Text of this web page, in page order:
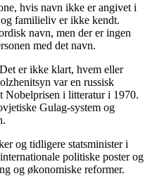
hvis navn ikke er angivet i
familieliv er ikke kendt.
navn, men der er ingen
med det navn.
er ikke klart, hvem eller
var en russisk
Nobelprisen i litteratur i 1970.
Gulag-system og
og tidligere statsminister i
politiske poster og
og økonomiske reformer.